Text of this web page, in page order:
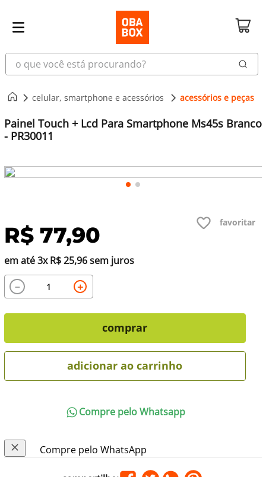
o que você está procurando?
celular, smartphone e acessórios acessórios e peças
Painel Touch + Lcd Para Smartphone Ms45s Branco
- PR30011
R$ 77,90
em até3xR$25,96sem juros
＋
－
comprar
adicionar ao carrinho
Compre pelo Whatsapp
Compre pelo WhatsApp